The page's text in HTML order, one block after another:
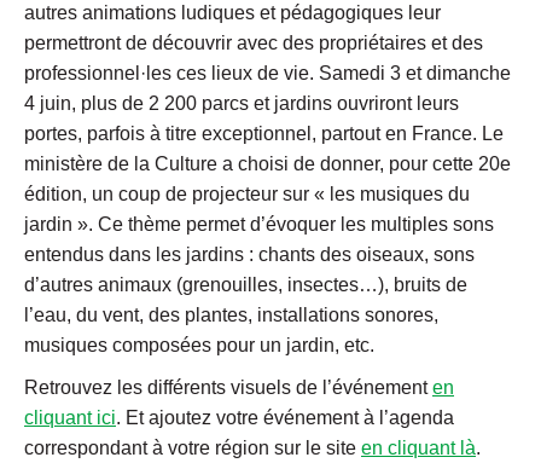
autres animations ludiques et pédagogiques leur
permettront de découvrir avec des propriétaires et des
professionnel·les ces lieux de vie. Samedi 3 et dimanche
4 juin, plus de 2 200 parcs et jardins ouvriront leurs
portes, parfois à titre exceptionnel, partout en France. Le
ministère de la Culture a choisi de donner, pour cette 20e
édition, un coup de projecteur sur « les musiques du
jardin ». Ce thème permet d’évoquer les multiples sons
entendus dans les jardins : chants des oiseaux, sons
d’autres animaux (grenouilles, insectes…), bruits de
l’eau, du vent, des plantes, installations sonores,
musiques composées pour un jardin, etc.
Retrouvez les différents visuels de l’événementen
cliquant ici. Et ajoutez votre événement à l’agenda
correspondant à votre région sur le site en cliquant là.